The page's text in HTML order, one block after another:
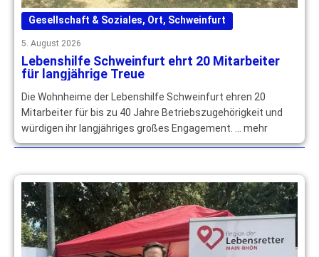
Gesellschaft & Soziales, Ort, Schweinfurt
5. August 2026
Lebenshilfe Schweinfurt ehrt 20 Mitarbeiter
für langjährige Treue
Die Wohnheime der Lebenshilfe Schweinfurt ehren 20
Mitarbeiter für bis zu 40 Jahre Betriebszugehörigkeit und
würdigen ihr langjähriges großes Engagement. … mehr